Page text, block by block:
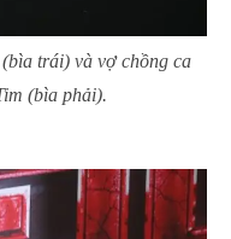
trái) và vợ chồng ca
(bìa phải).